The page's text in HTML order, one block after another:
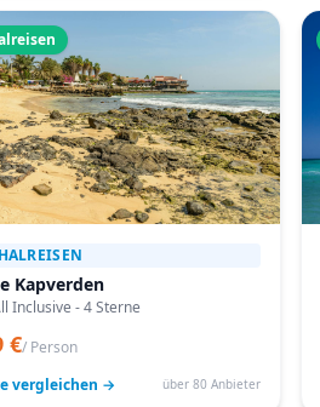
Kapverden
Inclusive - 4 Sterne
€/ Person
vergleichen →
über 80 Anbieter